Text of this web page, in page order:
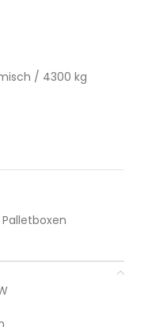
/ 4300 kg
Palletboxen